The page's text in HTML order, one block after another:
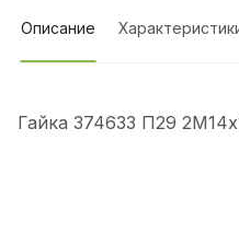
Описание
Гайка 374633 П29